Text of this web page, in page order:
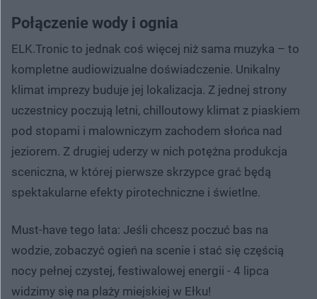
Połączenie wody i ognia
ELK.Tronic to jednak coś więcej niż sama muzyka – to
kompletne audiowizualne doświadczenie. Unikalny
klimat imprezy buduje jej lokalizacja. Z jednej strony
uczestnicy poczują letni, chilloutowy klimat z piaskiem
pod stopami i malowniczym zachodem słońca nad
jeziorem. Z drugiej uderzy w nich potężna produkcja
sceniczna, w której pierwsze skrzypce grać będą
spektakularne efekty pirotechniczne i świetlne.
Must-have tego lata: Jeśli chcesz poczuć bas na
wodzie, zobaczyć ogień na scenie i stać się częścią
nocy pełnej czystej, festiwalowej energii - 4 lipca
widzimy się na plaży miejskiej w Ełku!